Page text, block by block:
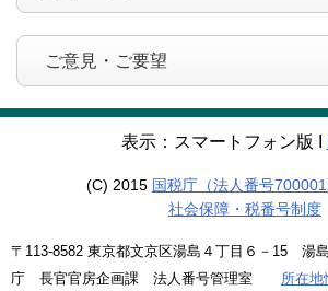
ご意見・ご要望
表示：スマートフォン版 Ι
(C) 2015 国税庁（法人番号
社会保障・税番号制度
〒113-8582 東京都文京区湯島４丁目６－15
庁 長官官房企画課 法人番号管理室 所在地